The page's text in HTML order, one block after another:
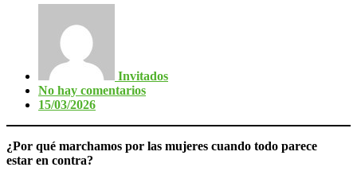
Invitados
No hay comentarios
15/03/2026
¿Por qué marchamos por las mujeres cuando todo parece
estar en contra?